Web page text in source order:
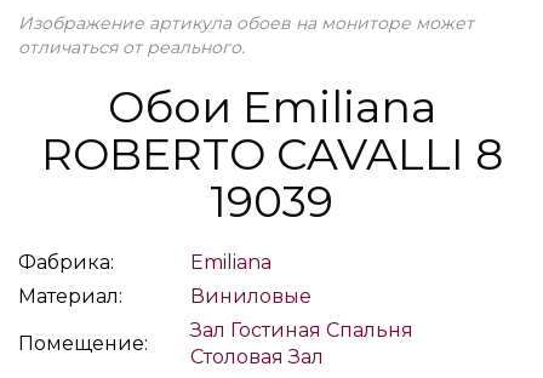
Изображение артикула обоев на мониторе может
отличаться от реального.
Обои Emiliana
ROBERTO CAVALLI 8
19039
Фабрика:
Emiliana
Материал:
Виниловые
Помещение:
Зал Гостиная Спальня
Столовая Зал